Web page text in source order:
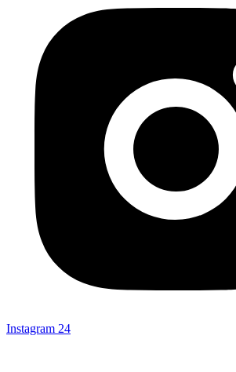
Instagram 24